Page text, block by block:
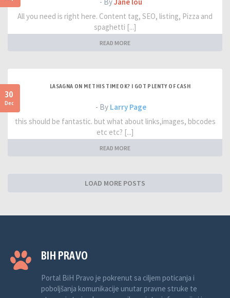
All you need is right here. Content tag, SEO, listing, Pizza and
spaghetti [...]
READ MORE
30
Dec
LASAGNA ON ME THIS TIME OK? I GOT PLENTY OF CASH
- By Larry Page
this should be fantastic. but what about links,images, bbcodes
etc etc? [...]
READ MORE
LOAD MORE POSTS
BIH PRAVO
Portal BiH Pravo je pokrenut sa ciljem poticanja i
poboljšanja komunikacije unutar pravne struke te